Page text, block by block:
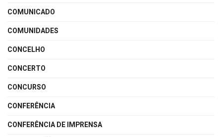
COMUNICADO
COMUNIDADES
CONCELHO
CONCERTO
CONCURSO
CONFERÊNCIA
CONFERÊNCIA DE IMPRENSA